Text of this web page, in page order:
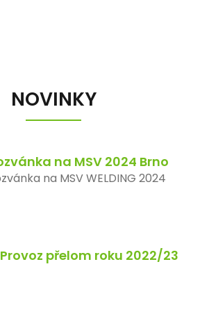
NOVINKY
na MSV 2024 Brno
na MSV WELDING 2024
Provoz přelom roku 2022/23